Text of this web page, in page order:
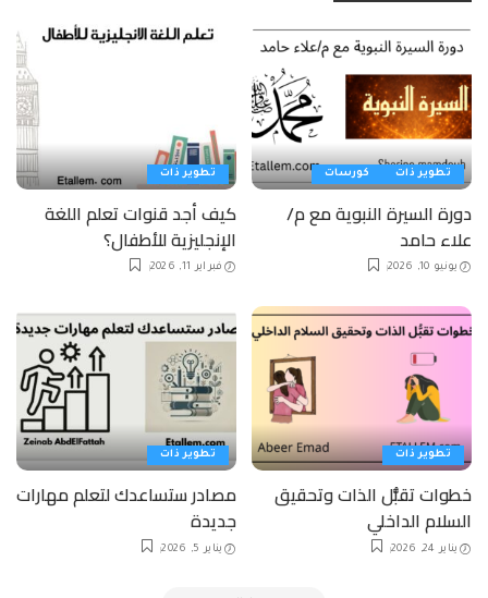
تطوير ذات كورسات
دورة السيرة النبوية مع م/
علاء حامد
يونيو 10, 2026
تطوير ذات
كيف أجد قنوات تعلم اللغة
الإنجليزية للأطفال؟
فبراير 11, 2026
تطوير ذات
خطوات تقبُّل الذات وتحقيق
السلام الداخلي
يناير 24, 2026
تطوير ذات
مصادر ستساعدك لتعلم مهارات
جديدة
يناير 5, 2026